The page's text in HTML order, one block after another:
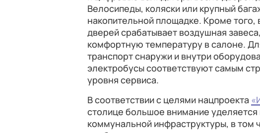
Велосипеды, коляски или крупный
накопительной площадке. Кроме того,
дверей срабатывает воздушная
комфортную температуру в салоне.
транспорт снаружи и внутри
электробусы соответствуют самым
уровня сервиса.
В соответствии с целями нацпроекта
столице большое внимание
коммунальной инфраструктуры, в том